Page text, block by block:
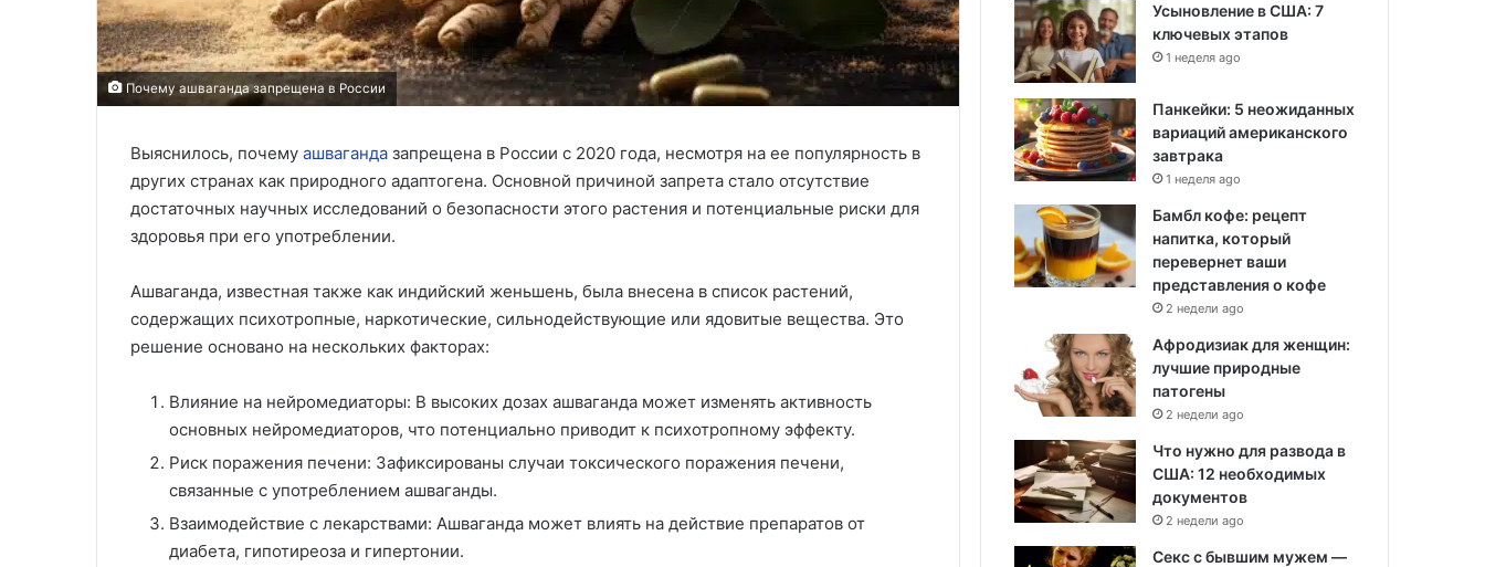
Почему ашваганда запрещена в России
Выяснилось, почему ашваганда запрещена в России с 2020 года, несмотря на ее популярность в
других странах как природного адаптогена. Основной причиной запрета стало отсутствие
достаточных научных исследований о безопасности этого растения и потенциальные риски для
здоровья при его употреблении.
Ашваганда, известная также как индийский женьшень, была внесена в список растений,
содержащих психотропные, наркотические, сильнодействующие или ядовитые вещества. Это
решение основано на нескольких факторах:
Влияние на нейромедиаторы: В высоких дозах ашваганда может изменять активность
основных нейромедиаторов, что потенциально приводит к психотропному эффекту.
Риск поражения печени: Зафиксированы случаи токсического поражения печени,
связанные с употреблением ашваганды.
Взаимодействие с лекарствами: Ашваганда может влиять на действие препаратов от
диабета, гипотиреоза и гипертонии.
Усыновление в США: 7
ключевых этапов
1 неделя ago
Панкейки: 5 неожиданных
вариаций американского
завтрака
1 неделя ago
Бамбл кофе: рецепт
напитка, который
перевернет ваши
представления о кофе
2 недели ago
Афродизиак для женщин:
лучшие природные
патогены
2 недели ago
Что нужно для развода в
США: 12 необходимых
документов
2 недели ago
Секс с бывшим мужем —